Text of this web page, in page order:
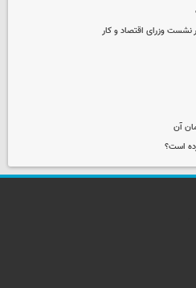
نشست وزرای اقتصاد و کار
آن
است؟